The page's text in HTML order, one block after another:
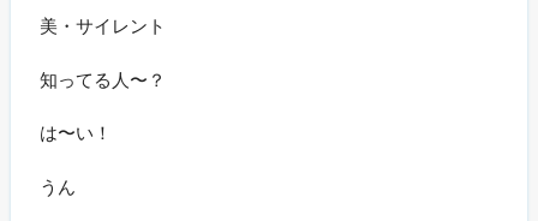
美・サイレント
知ってる人〜？
は〜い！
うん